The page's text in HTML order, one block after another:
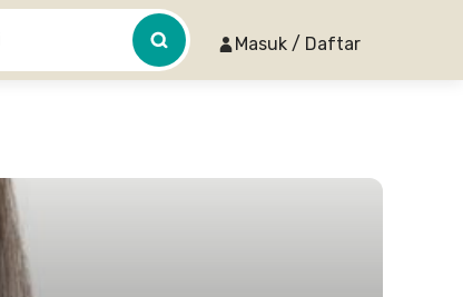
Masuk / Daftar